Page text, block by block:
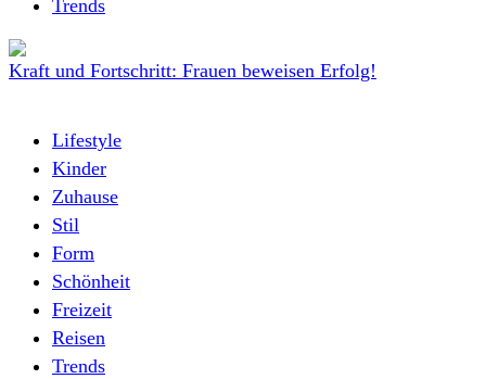
Trends
Kraft und Fortschritt: Frauen beweisen Erfolg!
Lifestyle
Kinder
Zuhause
Stil
Form
Schönheit
Freizeit
Reisen
Trends